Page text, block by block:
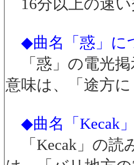
16分以上の速
◆曲名「惑」に
「惑」の電光
意味は、「途方
◆曲名「Kecak
「Kecak」の